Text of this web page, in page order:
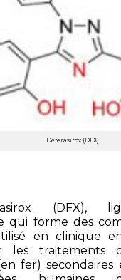
Déférasirox (DFX)
(DFX),
qui forme des
en clinique
les traitements
fer)